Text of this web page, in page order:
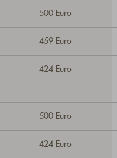
500 Euro
459 Euro
424 Euro
500 Euro
424 Euro